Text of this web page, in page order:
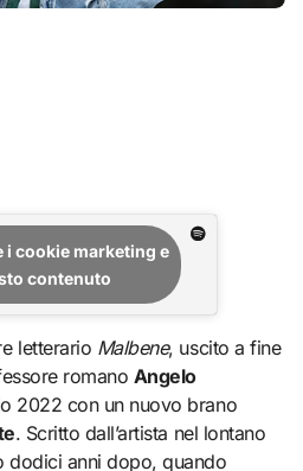
i cookie marketing e
contenuto
letterario Malbene, uscito a fine
romano Angelo
2022 con un nuovo brano
. Scritto dall’artista nel lontano
dodici anni dopo, quando